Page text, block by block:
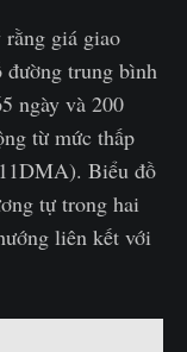
giá giao
đường trung bình
ngày và 200
từ mức thấp
Biểu đồ
tự trong hai
liên kết với